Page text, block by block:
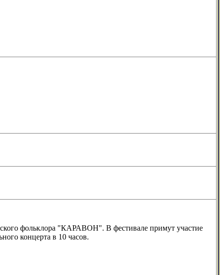
фольклора "КАРАВОН". В фестивале примут участие
концерта в 10 часов.